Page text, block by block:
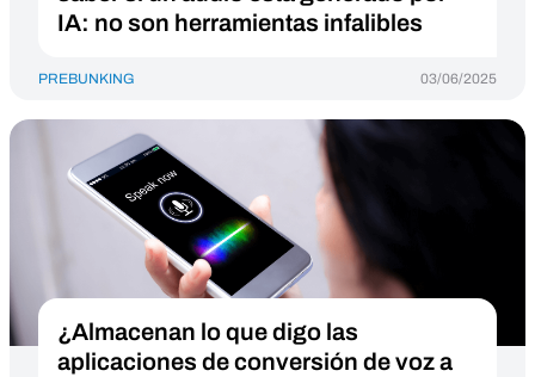
IA: no son herramientas infalibles
PREBUNKING 03/06/2025
¿Almacenan lo que digo las
aplicaciones de conversión de voz a